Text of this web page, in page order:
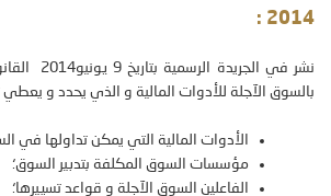
2014
:
بالسوق الآجلة للأدوات المالية و الذي يحدد و
الأدوات المالية التي يمكن تداولها في
مؤسسات السوق المكلفة بتدبير السوق؛
الفاعلين السوق الآجلة و قواعد تسييرها؛